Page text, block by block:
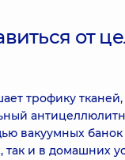
от
трофику
вакуумных банок
так и в домашних